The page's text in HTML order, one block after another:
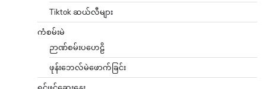
Tiktok ဆယ်လီများ
ကံစမ်းမဲ
ဉာဏ်စမ်းပဟေဠိ
ဖုန်းဘေလ်မဲဖောက်ခြင်း